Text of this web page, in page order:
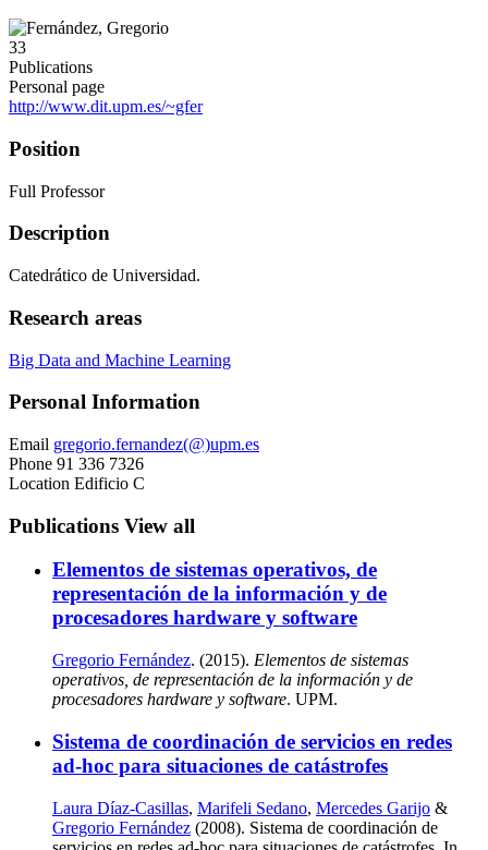
33
Publications
Personal page
http://www.dit.upm.es/~gfer
Position
Full Professor
Description
Catedrático de Universidad.
Research areas
Big Data and Machine Learning
Personal Information
Email gregorio.fernandez(@)upm.es
Phone 91 336 7326
Location Edificio C
Publications View all
Elementos de sistemas operativos, de
representación de la información y de
procesadores hardware y software
Gregorio Fernández. (2015). Elementos de sistemas
operativos, de representación de la información y de
procesadores hardware y software. UPM.
Sistema de coordinación de servicios en redes
ad-hoc para situaciones de catástrofes
Laura Díaz-Casillas, Marifeli Sedano, Mercedes Garijo &
Gregorio Fernández (2008). Sistema de coordinación de